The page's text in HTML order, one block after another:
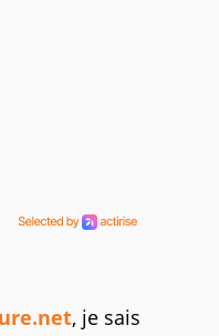
, je sais